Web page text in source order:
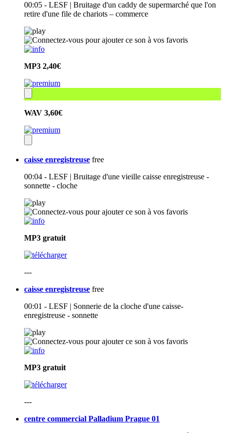
00:05 - LESF | Bruitage d'un caddy de supermarché que l'on
retire d'une file de chariots – commerce
MP3 2,40€
WAV 3,60€
caisse enregistreuse free
00:04 - LESF | Bruitage d'une vieille caisse enregistreuse -
sonnette - cloche
MP3 gratuit
---
caisse enregistreuse free
00:01 - LESF | Sonnerie de la cloche d'une caisse-
enregistreuse - sonnette
MP3 gratuit
---
centre commercial Palladium Prague 01